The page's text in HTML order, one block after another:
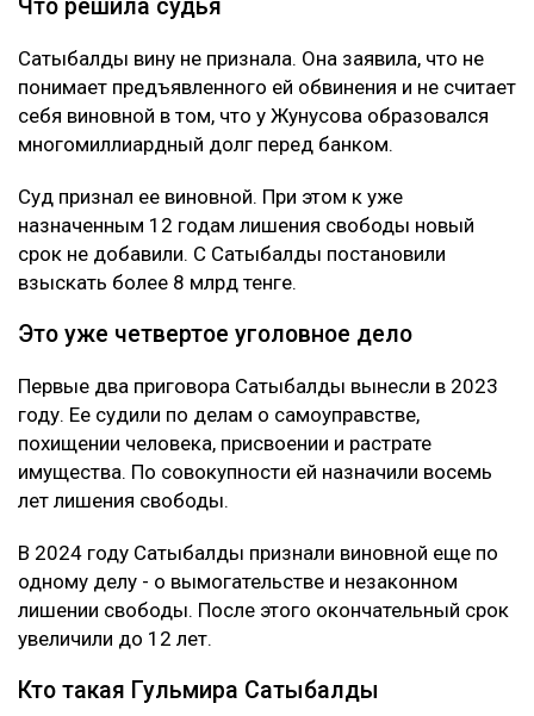
Что решила судья
Сатыбалды вину не признала. Она заявила, что не
понимает предъявленного ей обвинения и не считает
себя виновной в том, что у Жунусова образовался
многомиллиардный долг перед банком.
Суд признал ее виновной. При этом к уже
назначенным 12 годам лишения свободы новый
срок не добавили. С Сатыбалды постановили
взыскать более 8 млрд тенге.
Это уже четвертое уголовное дело
Первые два приговора Сатыбалды вынесли в 2023
году. Ее судили по делам о самоуправстве,
похищении человека, присвоении и растрате
имущества. По совокупности ей назначили восемь
лет лишения свободы.
В 2024 году Сатыбалды признали виновной еще по
одному делу - о вымогательстве и незаконном
лишении свободы. После этого окончательный срок
увеличили до 12 лет.
Кто такая Гульмира Сатыбалды